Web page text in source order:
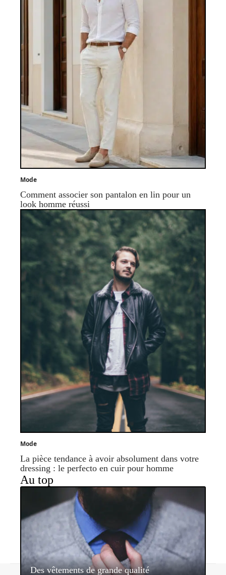
Mode
Comment associer son pantalon en lin pour un
look homme réussi
Mode
La pièce tendance à avoir absolument dans votre
dressing : le perfecto en cuir pour homme
Au top
Des vêtements de grande qualité